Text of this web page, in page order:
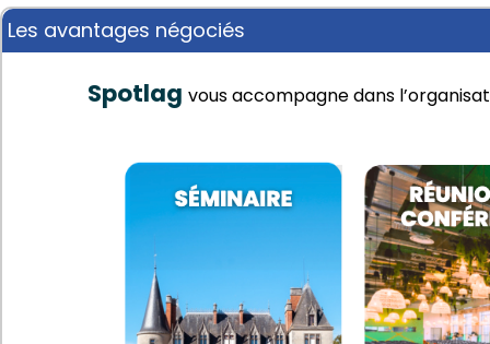
Les avantages négociés
Spotlag vous accompagne dans